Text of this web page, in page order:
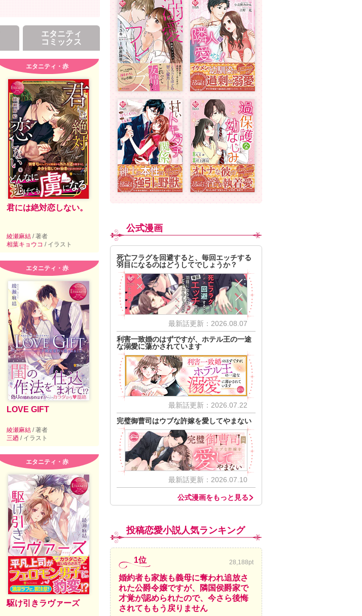
エタニティ
コミックス
エタニティ・赤
君には絶対恋しない。
綾瀬麻結 / 著者
相葉キョウコ / イラスト
エタニティ・赤
LOVE GIFT
綾瀬麻結 / 著者
三廼 / イラスト
エタニティ・赤
駆け引きラヴァーズ
公式漫画
死亡フラグを回避すると、毎回エッチする
羽目になるのはどうしてでしょうか？
最新話更新：2026.08.07
利害一致婚のはずですが、ホテル王の一途
な溺愛に蕩かされています
最新話更新：2026.07.22
完璧御曹司はウブな許嫁を愛してやまない
最新話更新：2026.07.10
公式漫画をもっと見る
投稿恋愛小説人気ランキング
1位 28,188pt
婚約者も家族も義母に奪われ追放さ
れた公爵令嬢ですが、隣国侯爵家で
才覚が認められたので、今さら後悔
されてももう戻りません